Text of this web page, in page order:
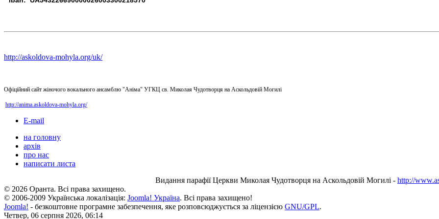
http://askoldova-mohyla.org/uk/
Офіційний сайт жіночого вокального ансамблю "Аніма" УГКЦ св. Миколая Чудотворця на Аскольдовій Могилі
http://anima.askoldova-mohyla.org/
E-mail
на головну
архів
про нас
написати листа
Видання парафії Церкви Миколая Чудотворця на Аскольдовій Могилі - http://
© 2026 Оранта. Всі права захищено.
© 2006-2009 Українська локалізація: Joomla! Україна. Всі права захищено!
Joomla! - безкоштовне програмне забезпечення, яке розповсюджується за ліцензією GNU/GPL.
Четвер, 06 серпня 2026, 06:14